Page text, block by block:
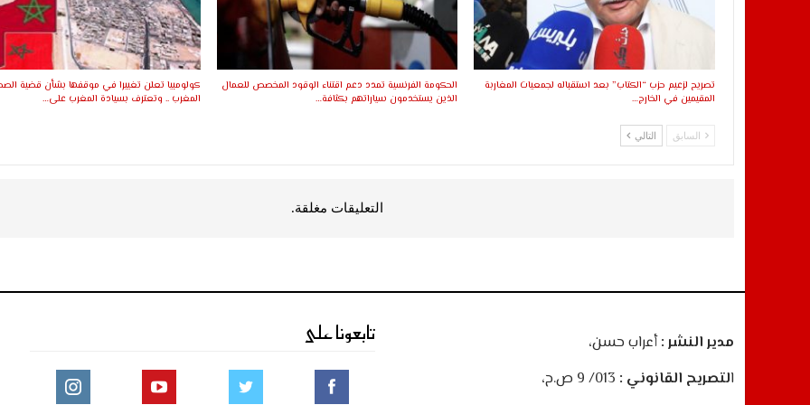
تصريح لزعيم حزب “الكتاب” بعد استقباله لجمعيات المغاربة
المقيمين في الخارج…
الحكومة الفرنسية تمدد دعم اقتناء الوقود المخصص للعمال
الذين يستخدمون سياراتهم بكثافة…
كولومبيا تعلن تغييرا في موقفها بشأن قضية
المغرب .. وتعترف بسيادة المغرب على…
السابق التالي
التعليقات مغلقة.
مدير النشر :أعراب حسن،
التصريح القانوني :
تابعونا على